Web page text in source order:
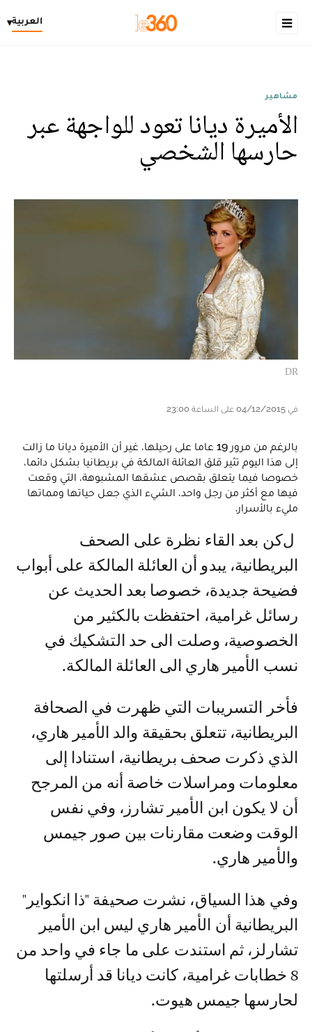
العربية▾
مشاهير
الأميرة ديانا تعود للواجهة عبر
حارسها الشخصي
DR
في 04/12/2015 على الساعة 23:00
بالرغم من مرور 19 عاما على رحيلها، غير أن الأميرة ديانا ما زالت
إلى هذا اليوم تثير قلق العائلة المالكة في بريطانيا بشكل دائما،
خصوصا فيما يتعلق بقصص عشقها المشبوهة، التي وقعت
فيها مع أكثر من رجل واحد، الشيء الذي جعل حياتها ومماتها
مليء بالأسرار.
لكن بعد القاء نظرة على الصحف
البريطانية، يبدو أن العائلة المالكة على أبواب
فضيحة جديدة، خصوصا بعد الحديث عن
رسائل غرامية، احتفظت بالكثير من
الخصوصية، وصلت الى حد التشكيك في
نسب الأمير هاري الى العائلة المالكة.
فأخر التسريبات التي ظهرت في الصحافة
البريطانية، تتعلق بحقيقة والد الأمير هاري،
الذي ذكرت صحف بريطانية، استنادا إلى
معلومات ومراسلات خاصة أنه من المرجح
أن لا يكون ابن الأمير تشارز، وفي نفس
الوقت وضعت مقارنات بين صور جيمس
والأمير هاري.
وفي هذا السياق، نشرت صحيفة "ذا انكواير"
البريطانية أن الأمير هاري ليس ابن الأمير
تشارلز، ثم استندت على ما جاء في واحد من
8 خطابات غرامية، كانت ديانا قد أرسلتها
لحارسها جيمس هيوت.